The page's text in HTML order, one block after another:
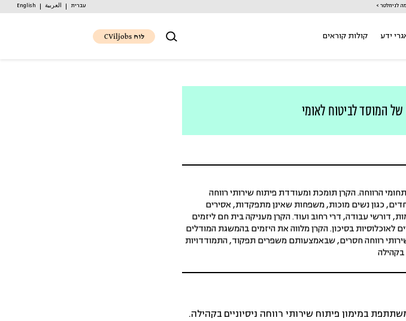
לניוזלטר > עברית العربية English
ידע קולות קוראים לוח CViljobs
המוסד לביטוח לאומי
הרווחה. הקרן תומכת ומעודדת פיתוח שירותי רווחה
כגון נשים מוכות, משפחות שאינן מתפקדות, אסירים
דורשי עבודה, דרי רחוב ועוד. הקרן מעניקה בית חם ליזמים
לאוכלוסיות בסיכון. הקרן מלווה את היזמים בהמשגת המודלים
רווחה חסרים, שבאמצעותם משפרים תפקוד, התמודדויות
בקהילה
במימון פיתוח שירותי רווחה ניסיוניים בקהילה.